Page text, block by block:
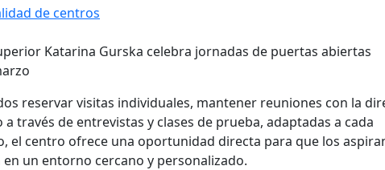
de centros
reservar visitas individuales, mantener reuniones con la
través de entrevistas y clases de prueba, adaptadas a cada
el centro ofrece una oportunidad directa para que los
un entorno cercano y personalizado.